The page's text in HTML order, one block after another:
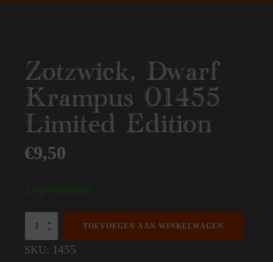
Zotzwick, Dwarf
Krampus 01455
Limited Edition
€9,50
2 op voorraad
Zotzwick,
Krampus
TOEVOEGEN AAN WINKELWAGEN
SKU: 1455